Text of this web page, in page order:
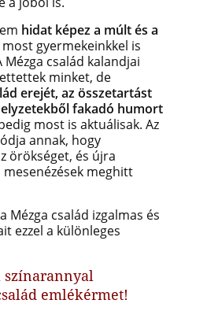
hidat képez a múlt és a
gyermekeinkkel is
család kalandjai
minket, de
erejét, az összetartást
fakadó humort
most is aktuálisak. Az
annak, hogy
örökséget, és újra
mesenézések meghitt
Mézga család izgalmas és
ezzel a különleges
színarannyal
emlékérmet!